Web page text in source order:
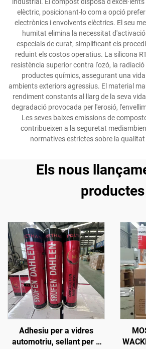
elèctric, posicionant-lo com a opció
electrònics i envolvents elèctrics. El seu
humitat elimina la necessitat
especials de curat, simplificant els
reduint els costos operatius. La silicona
resistència superior contra l'ozó, la
productes químics, assegurant una
ambients exteriors agressius. El material
rendiment constants al llarg de la seva
degradació provocada per l'erosió,
Les seves baixes emissions de
contribueixen a la seguretat
normatives estrictes sobre la qualitat
Els nous
productes
Adhesiu per a vidres
automotriu, sellant per a